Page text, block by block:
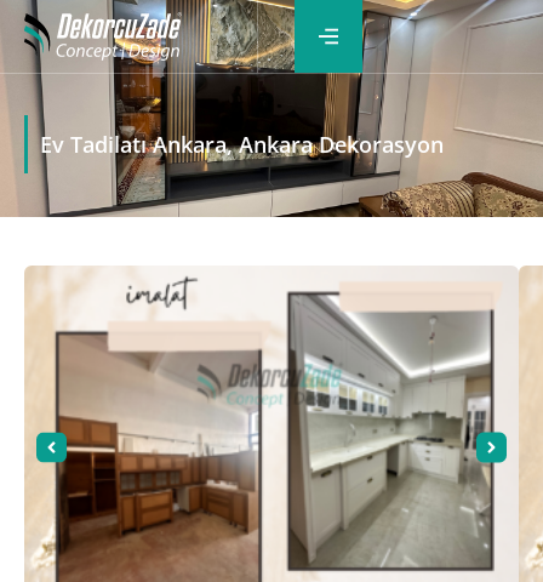
Ev Tadilatı Ankara, Ankara Dekorasyon